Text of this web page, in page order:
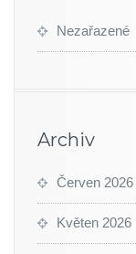
Nezařazené
Archiv
Červen 2026
Květen 2026